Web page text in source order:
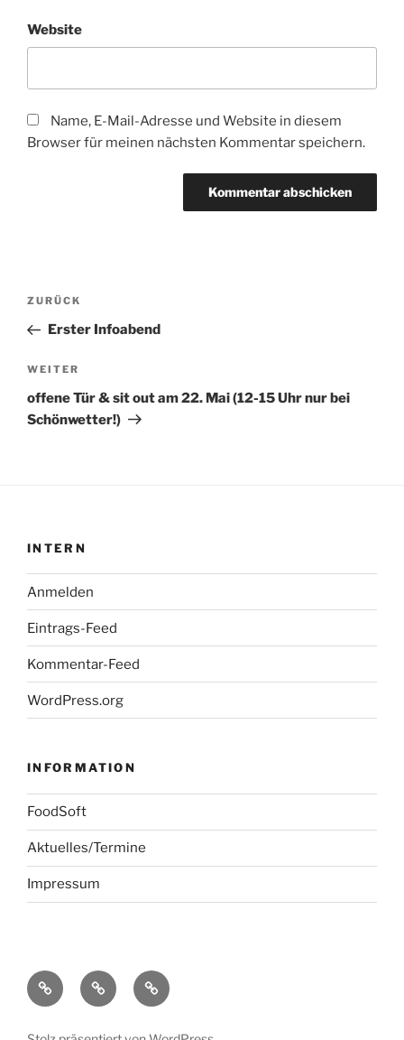
Website
Name, E-Mail-Adresse und Website in diesem
Browser für meinen nächsten Kommentar speichern.
Beitragsnavigation
Vorheriger
Beitrag
ZURÜCK
Erster Infoabend
Nächster
Beitrag
WEITER
offene Tür & sit out am 22. Mai (12-15 Uhr nur bei
Schönwetter!)
INTERN
Anmelden
Eintrags-Feed
Kommentar-Feed
WordPress.org
INFORMATION
FoodSoft
Aktuelles/Termine
Impressum
FoodSoftAktuelles/Termine
Impressum